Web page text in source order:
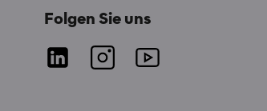
Folgen Sie uns